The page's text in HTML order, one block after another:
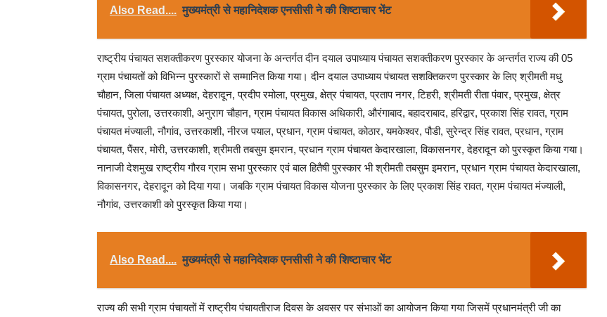
Also Read.... मुख्यमंत्री से महानिदेशक एनसीसी ने की शिष्टाचार भेंट
राष्ट्रीय पंचायत सशक्तीकरण पुरस्कार योजना के अन्तर्गत दीन दयाल उपाध्याय पंचायत सशक्तीकरण पुरस्कार के अन्तर्गत राज्य की 05
ग्राम पंचायतों को विभिन्न पुरस्कारों से सम्मानित किया गया। दीन दयाल उपाध्याय पंचायत सशक्तिकरण पुरस्कार के लिए श्रीमती मधु
चौहान, जिला पंचायत अध्यक्ष, देहरादून, प्रदीप रमोला, प्रमुख, क्षेत्र पंचायत, प्रताप नगर, टिहरी, श्रीमती रीता पंवार, प्रमुख, क्षेत्र
पंचायत, पुरोला, उत्तरकाशी, अनुराग चौहान, ग्राम पंचायत विकास अधिकारी, औरंगाबाद, बहादराबाद, हरिद्वार, प्रकाश सिंह रावत, ग्राम
पंचायत मंज्याली, नौगांव, उत्तरकाशी, नीरज पयाल, प्रधान, ग्राम पंचायत, कोठार, यमकेश्वर, पौडी, सुरेन्द्र सिंह रावत, प्रधान, ग्राम
पंचायत, पैंसर, मोरी, उत्तरकाशी, श्रीमती तबसुम इमरान, प्रधान ग्राम पंचायत केदारखाला, विकासनगर, देहरादून को पुरस्कृत किया गया।
नानाजी देशमुख राष्ट्रीय गौरव ग्राम सभा पुरस्कार एवं बाल हितैषी पुरस्कार भी श्रीमती तबसुम इमरान, प्रधान ग्राम पंचायत केदारखाला,
विकासनगर, देहरादून को दिया गया। जबकि ग्राम पंचायत विकास योजना पुरस्कार के लिए प्रकाश सिंह रावत, ग्राम पंचायत मंज्याली,
नौगांव, उत्तरकाशी को पुरस्कृत किया गया।
Also Read.... मुख्यमंत्री से महानिदेशक एनसीसी ने की शिष्टाचार भेंट
राज्य की सभी ग्राम पंचायतों में राष्ट्रीय पंचायतीराज दिवस के अवसर पर संभाओं का आयोजन किया गया जिसमें प्रधानमंत्री जी का